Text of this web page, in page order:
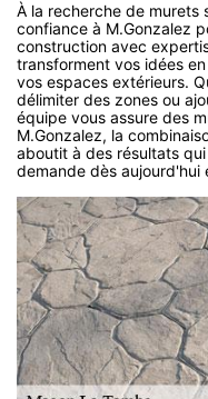
À la recherche de murets
confiance à M.Gonzalez
construction avec
transforment vos idées
vos espaces extérieurs.
délimiter des zones ou
équipe vous assure des
M.Gonzalez, la
aboutit à des résultats
demande dès